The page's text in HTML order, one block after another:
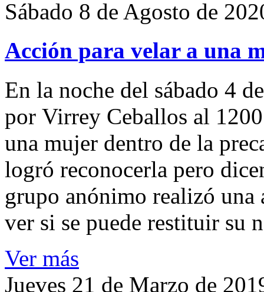
Sábado 8 de Agosto de
Acción para velar a una
En la noche del sábado 4
por Virrey Ceballos al
una mujer dentro de la
logró reconocerla pero
grupo anónimo realizó
ver si se puede restituir su
Ver más
Jueves 21 de Marzo de